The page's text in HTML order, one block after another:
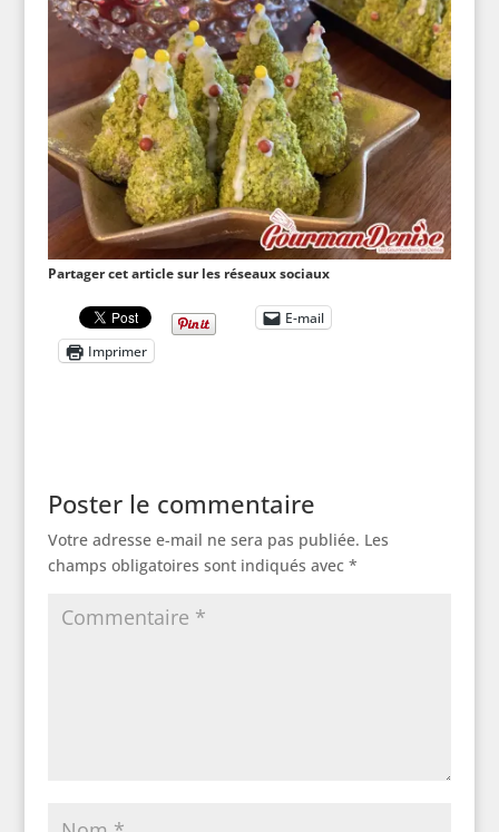
Partager cet article sur les réseaux sociaux
E-mail
Imprimer
Poster le commentaire
Votre adresse e-mail ne sera pas publiée. Les
champs obligatoires sont indiqués avec *